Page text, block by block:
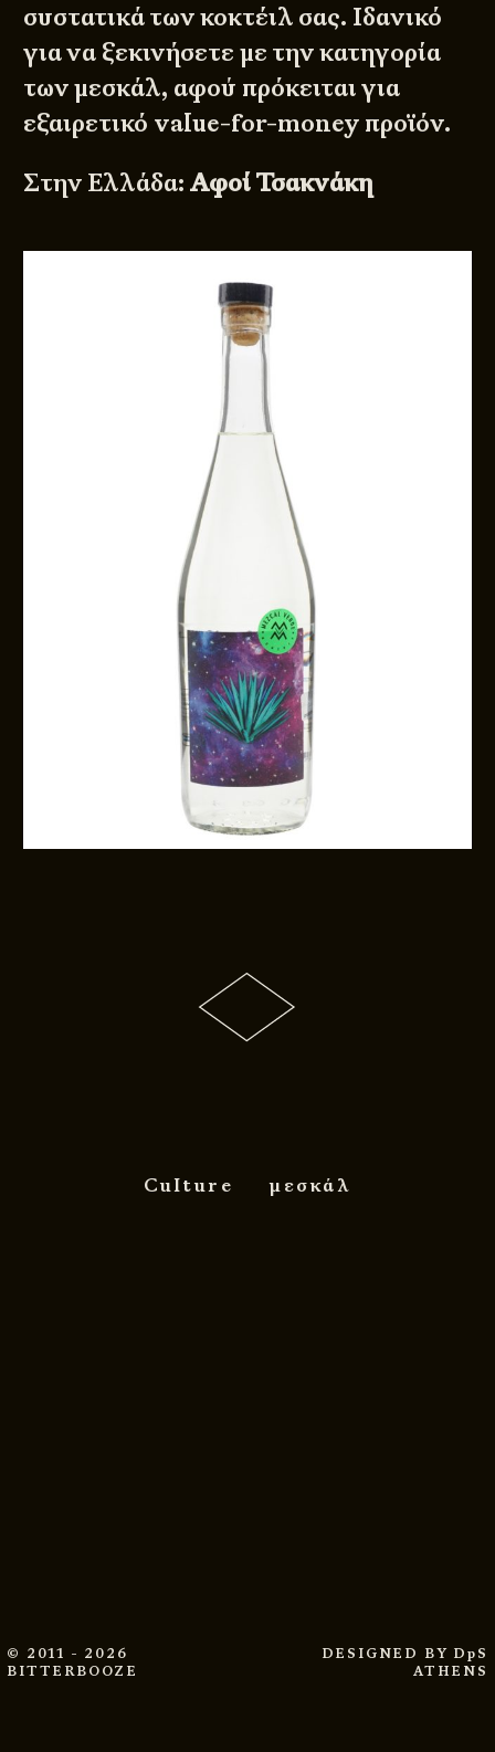
συστατικά των κοκτέιλ σας. Ιδανικό
για να ξεκινήσετε με την κατηγορία
των μεσκάλ, αφού πρόκειται για
εξαιρετικό value-for-money προϊόν.
Στην Ελλάδα:Αφοί Τσακνάκη
Culture μεσκάλ
© 2011 - 2026
BITTERBOOZE
DESIGNED BY DpS
ATHENS